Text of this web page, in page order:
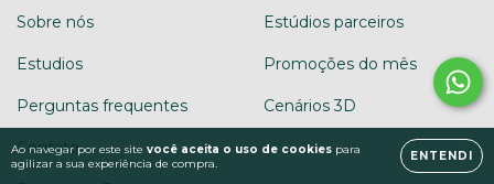
Ao navegar por este site você aceita o uso de cookies para
agilizar a sua experiência de compra.
ENTENDI
Sobre nós
Estudios
Perguntas frequentes
Contato
Estúdios parceiros
Promoções do mês
Cenários 3D